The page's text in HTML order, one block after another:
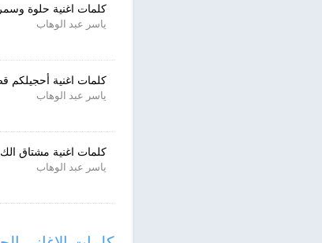
كلمات اغنية حلوة
ياسر عبد الوهاب
كلمات اغنية أحجيلكم
ياسر عبد الوهاب
كلمات اغنية مشتاق الك
ياسر عبد الوهاب